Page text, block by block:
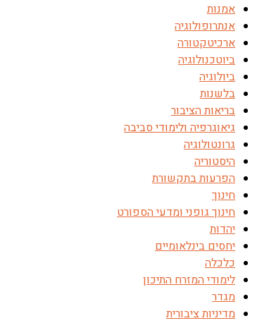
אמנות
אנתרופולוגיה
ארכיטקטורה
ביוטכנולוגיה
ביולוגיה
בלשנות
בריאות הציבור
גיאוגרפיה ולימודי סביבה
גרונטולוגיה
היסטוריה
הפרעות בתקשורת
חינוך
חינוך גופני ומדעי הספורט
יהדות
יחסים בינלאומיים
כלכלה
לימודי המזרח התיכון
מגדר
מדיניות ציבורית